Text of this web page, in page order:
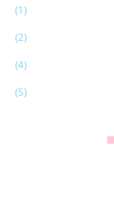
(1)
(2)
(4)
(5)